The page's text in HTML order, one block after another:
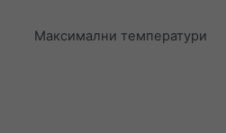
Максимални температури